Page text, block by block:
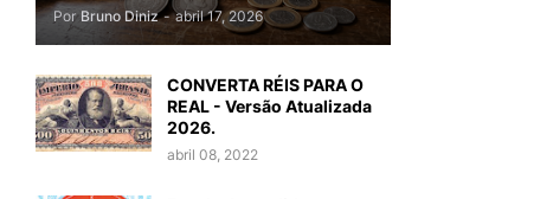
Por Bruno Diniz - abril 17, 2026
CONVERTA RÉIS PARA O
REAL - Versão Atualizada
2026.
abril 08, 2022